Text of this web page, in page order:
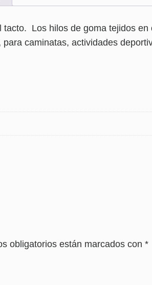
Los hilos de goma tejidos
caminatas, actividades
obligatorios están marcados con *